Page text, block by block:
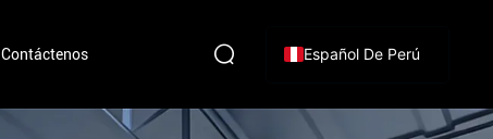
Contáctenos Español De Perú